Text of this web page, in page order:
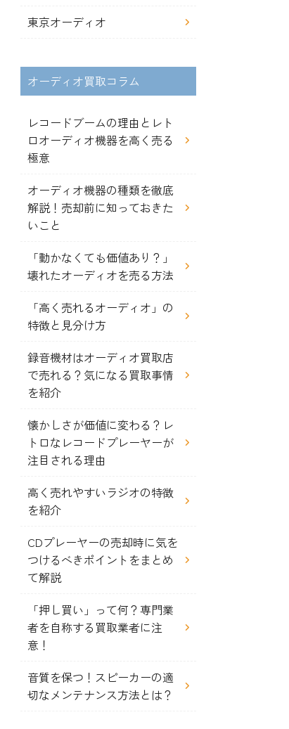
東京オーディオ
オーディオ買取コラム
レコードブームの理由とレト
ロオーディオ機器を高く売る
極意
オーディオ機器の種類を徹底
解説！売却前に知っておきた
いこと
「動かなくても価値あり？」
壊れたオーディオを売る方法
「高く売れるオーディオ」の
特徴と見分け方
録音機材はオーディオ買取店
で売れる？気になる買取事情
を紹介
懐かしさが価値に変わる？レ
トロなレコードプレーヤーが
注目される理由
高く売れやすいラジオの特徴
を紹介
CDプレーヤーの売却時に気を
つけるべきポイントをまとめ
て解説
「押し買い」って何？専門業
者を自称する買取業者に注
意！
音質を保つ！スピーカーの適
切なメンテナンス方法とは？